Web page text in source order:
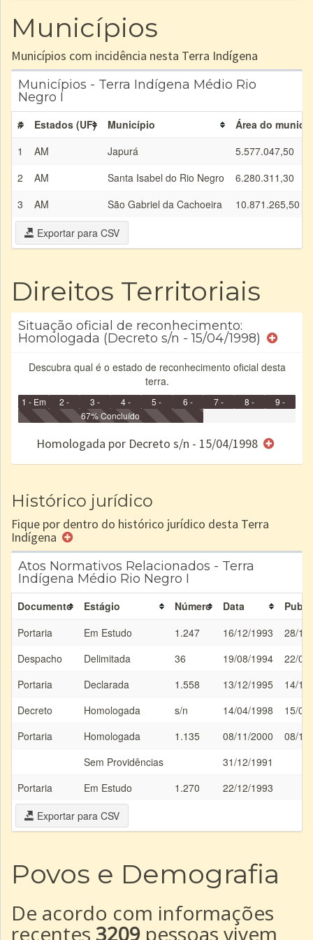
Municípios
Municípios com incidência nesta Terra Indígena
Municípios - Terra Indígena Médio Rio
Negro I
# Estados (UF) Município
Área do
1
AM Japurá
5.577.047,50
2
AM Santa Isabel do Rio Negro
6.280.311,30
3
AM São Gabriel da Cachoeira 10.871.265,50
Exportar para CSV
Direitos Territoriais
Situação oficial de reconhecimento:
Homologada (Decreto s/n - 15/04/1998)
Descubra qual é o estado de reconhecimento oficial desta
terra.
1 - Em
Identificação
2 -
Identificada
3 -
Declarada
4 -
Reservada
5 -
Homologada
6 -
Registrada
e/ou
7 -
Restrição
8 -
9 -
67% Concluído
Homologada por Decreto s/n - 15/04/1998
Histórico jurídico
Fique por dentro do histórico jurídico desta Terra
Indígena
Atos Normativos Relacionados - Terra
Indígena Médio Rio Negro I
Documento Estágio Número Data
Portaria
Em Estudo 1.247 16/12/1993
28/
Despacho
Delimitada 36 19/08/1994
22/
Portaria
Declarada 1.558 13/12/1995
14/
Decreto
Homologada s/n 14/04/1998
15/
Portaria
Homologada 1.135 08/11/2000
08/
Sem Providências
31/12/1991
Portaria
Em Estudo 1.270
22/12/1993
Exportar para CSV
Povos e Demografia
De acordo com informações
recentes 3209 pessoas vivem